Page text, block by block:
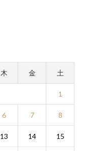
木 金 土
1
6 7 8
13 14 15